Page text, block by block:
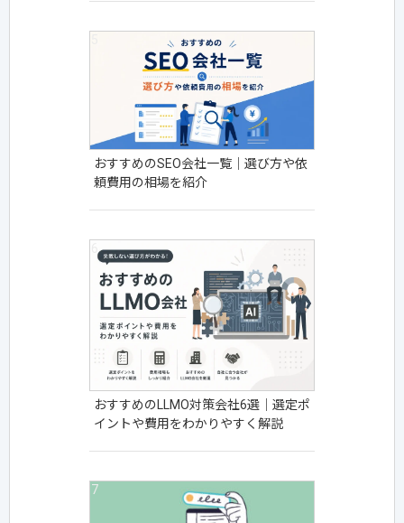
おすすめのSEO会社一覧｜選び方や依
頼費用の相場を紹介
おすすめのLLMO対策会社6選｜選定ポ
イントや費用をわかりやすく解説